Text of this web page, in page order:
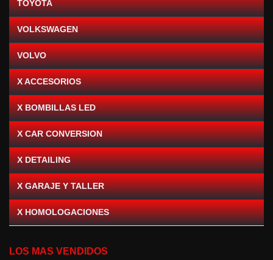
TOYOTA
VOLKSWAGEN
VOLVO
X ACCESORIOS
X BOMBILLAS LED
X CAR CONVERSION
X DETAILING
X GARAJE Y TALLER
X HOMOLOGACIONES
LOS MAS VENDIDOS